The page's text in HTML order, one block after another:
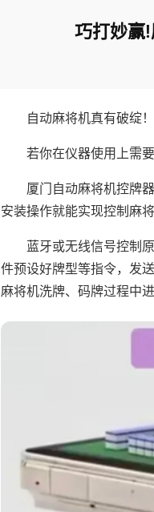
巧打妙赢
自动麻将机真有破绽
若你在仪器使用上需
厦门自动麻将机控牌
安装操作就能实现控制麻
蓝牙或无线信号控制
件预设好牌型等指令，发
麻将机洗牌、码牌过程中